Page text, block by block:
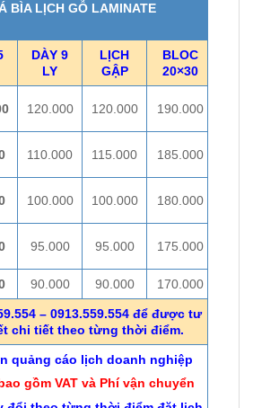
BÌA LỊCH GỖ LAMINATE
DÀY 9
LY
LỊCH
GẬP
BLOC
20×30
120.000 120.000 190.000
110.000 115.000 185.000
100.000 100.000 180.000
95.000 95.000 175.000
90.000 90.000 170.000
– 0913.559.554 để được tư
chi tiết theo từng thời điểm.
quảng cáo lịch doanh nghiệp
gồm VAT và Phí vận chuyển